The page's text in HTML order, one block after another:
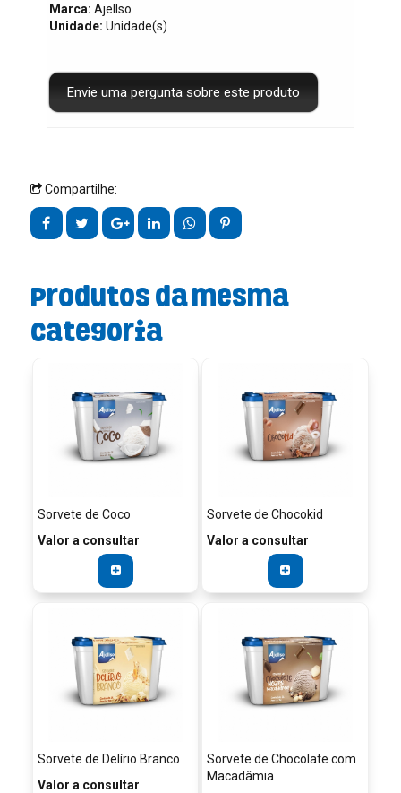
Marca: Ajellso
Unidade: Unidade(s)
Compartilhe:
Produtos da mesma
categoria
Sorvete de Coco
Valor a consultar
Sorvete de Chocokid
Valor a consultar
Sorvete de Delírio Branco
Valor a consultar
Sorvete de Chocolate com
Macadâmia